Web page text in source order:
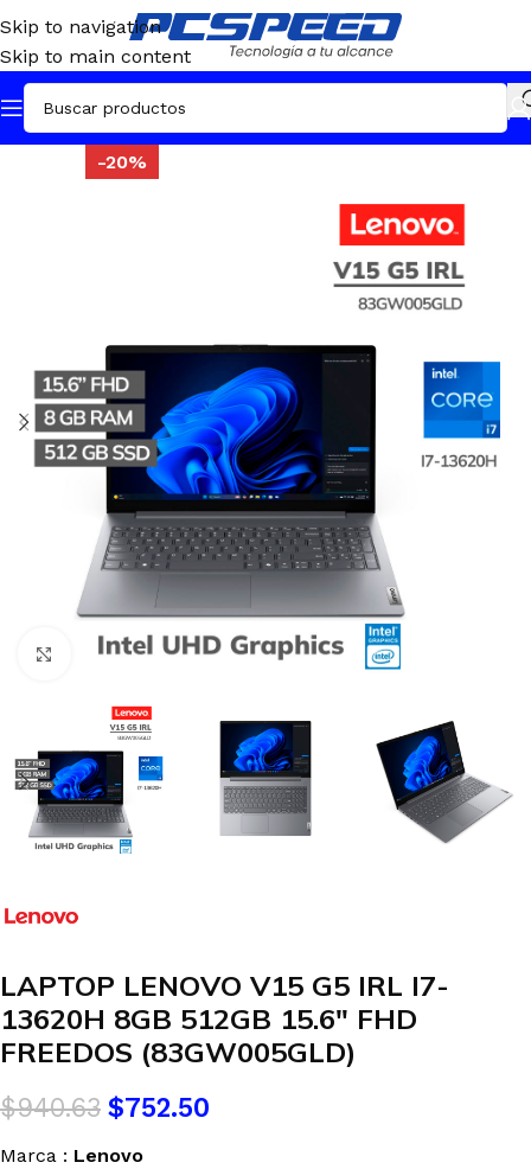
Skip to navigation
Skip to main content
-20%
Clic para agrandar
LAPTOP LENOVO V15 G5 IRL I7-
13620H 8GB 512GB 15.6″ FHD
FREEDOS (83GW005GLD)
$940.63 $752.50
Marca : Lenovo